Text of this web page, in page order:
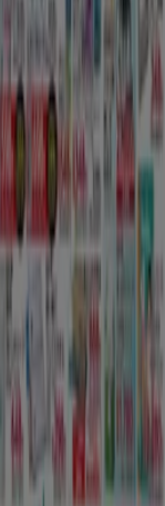
ットのカ
ネックレス フット
ペット
福岡市 札幌市
市 川崎市